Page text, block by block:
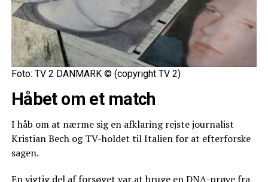
Foto: TV 2 DANMARK © (copyright TV 2)
Håbet om et match
I håb om at nærme sig en afklaring rejste journalist
Kristian Bech og TV-holdet til Italien for at efterforske
sagen.
En vigtig del af forsøget var at bruge en DNA-prøve fra